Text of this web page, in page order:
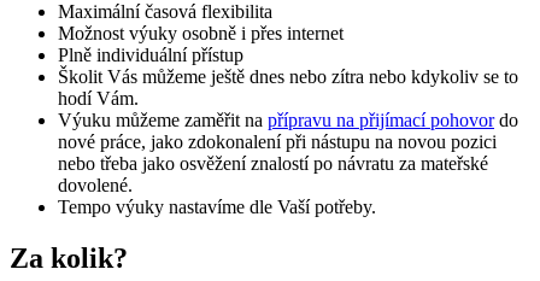
Maximální časová flexibilita
Možnost výuky osobně i přes internet
Plně individuální přístup
Školit Vás můžeme ještě dnes nebo zítra nebo kdykoliv se to
hodí Vám.
Výuku můžeme zaměřit na přípravu na přijímací pohovordo
nové práce, jako zdokonalení při nástupu na novou pozici
nebo třeba jako osvěžení znalostí po návratu za mateřské
dovolené.
Tempo výuky nastavíme dle Vaší potřeby.
Za kolik?